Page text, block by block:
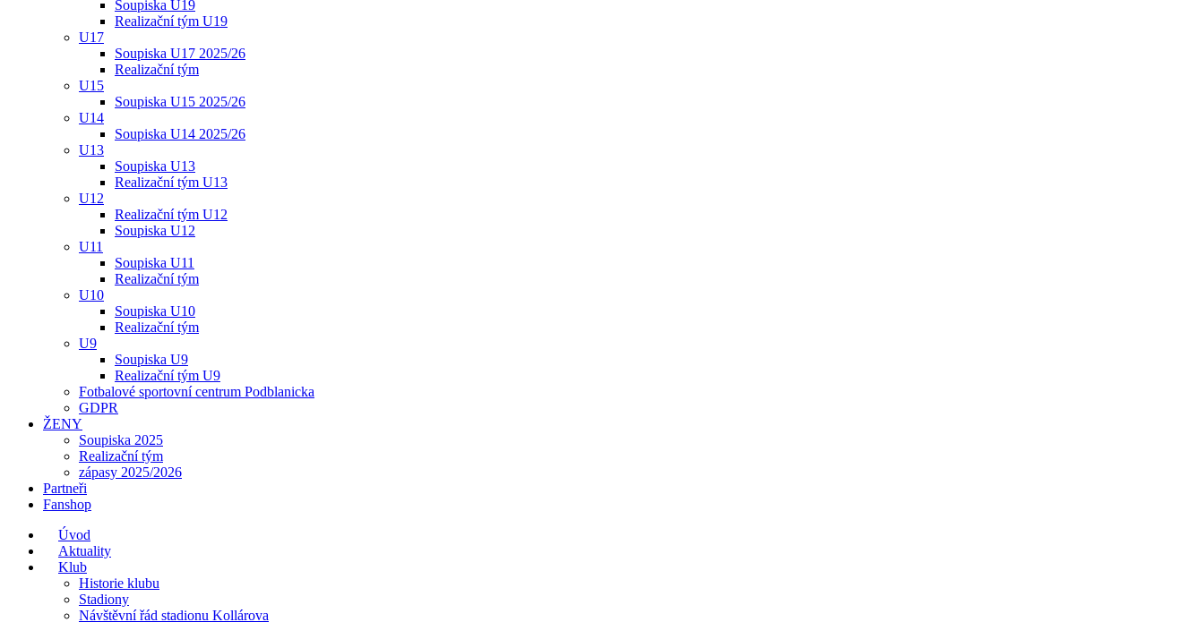
Soupiska U19
Realizační tým U19
U17
Soupiska U17 2025/26
Realizační tým
U15
Soupiska U15 2025/26
U14
Soupiska U14 2025/26
U13
Soupiska U13
Realizační tým U13
U12
Realizační tým U12
Soupiska U12
U11
Soupiska U11
Realizační tým
U10
Soupiska U10
Realizační tým
U9
Soupiska U9
Realizační tým U9
Fotbalové sportovní centrum Podblanicka
GDPR
ŽENY
Soupiska 2025
Realizační tým
zápasy 2025/2026
Partneři
Fanshop
Úvod
Aktuality
Klub
Historie klubu
Stadiony
Návštěvní řád stadionu Kollárova